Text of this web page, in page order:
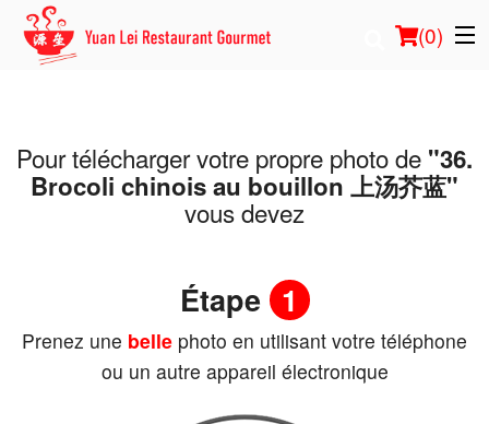
(0)
Commander en ligne
Pour télécharger votre propre photo de "36.
Brocoli chinois au bouillon 上汤芥蓝"
vous devez
Étape 1
Prenez une belle photo en utilisant votre téléphone
ou un autre appareil électronique